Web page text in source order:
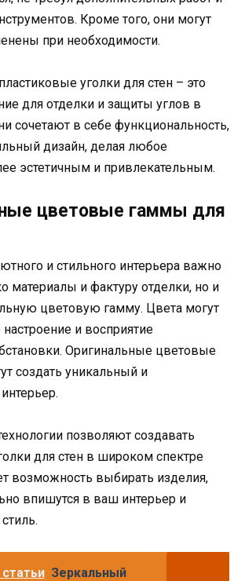
Кроме того, они могут
при необходимости.
уголки для стен – это
для отделки и защиты углов в
сочетают в себе функциональность,
дизайн, делая любое
эстетичным и привлекательным.
цветовые гаммы для
и стильного интерьера важно
материалы и фактуру отделки, но и
цветовую гамму. Цвета могут
и восприятие
Оригинальные цветовые
создать уникальный и
позволяют создавать
для стен в широком спектре
возможность выбирать изделия,
впишутся в ваш интерьер и
Зеркальный